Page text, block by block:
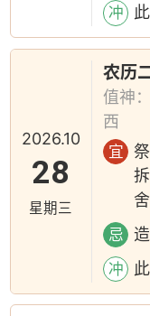
冲
2026.10
28
星期三
农历
值神
西
宜
舍
忌
冲